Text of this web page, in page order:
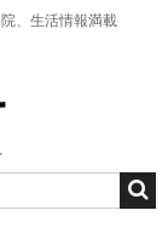
、生活情報満載